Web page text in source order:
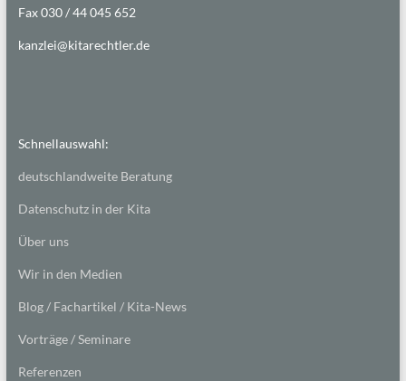
Fax 030 / 44 045 652
kanzlei@kitarechtler.de
Schnellauswahl:
deutschlandweite Beratung
Datenschutz in der Kita
Über uns
Wir in den Medien
Blog / Fachartikel / Kita-News
Vorträge / Seminare
Referenzen